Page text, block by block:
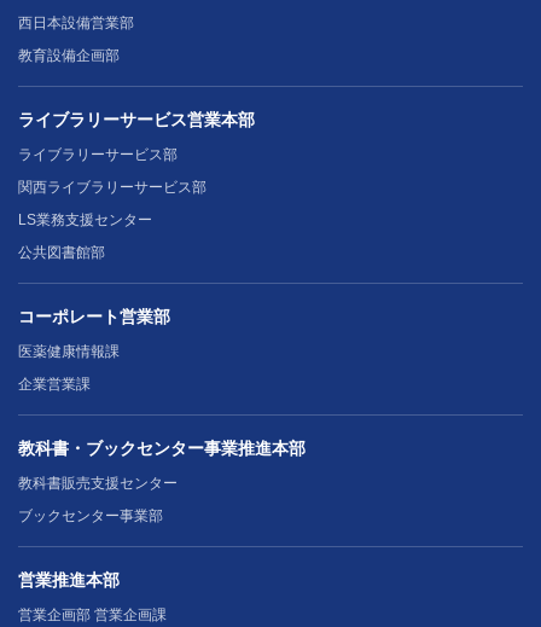
西日本設備営業部
教育設備企画部
ライブラリーサービス営業本部
ライブラリーサービス部
関西ライブラリーサービス部
LS業務支援センター
公共図書館部
コーポレート営業部
医薬健康情報課
企業営業課
教科書・ブックセンター事業推進本部
教科書販売支援センター
ブックセンター事業部
営業推進本部
営業企画部 営業企画課